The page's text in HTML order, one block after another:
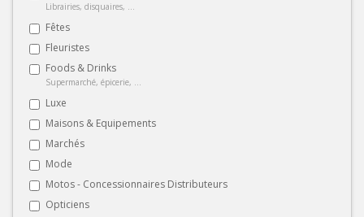
Librairies, disquaires, ...
Fêtes
Fleuristes
Foods & Drinks
Supermarché, épicerie, ...
Luxe
Maisons & Equipements
Marchés
Mode
Motos - Concessionnaires Distributeurs
Opticiens